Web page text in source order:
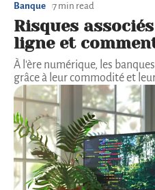
Banque 7 min read
Risques
ligne et
À l'ère numérique, les
grâce à leur commodité et